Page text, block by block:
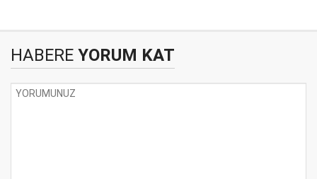
HABERE YORUM KAT